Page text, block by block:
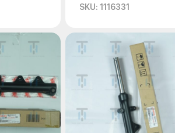
SKU: 1116331